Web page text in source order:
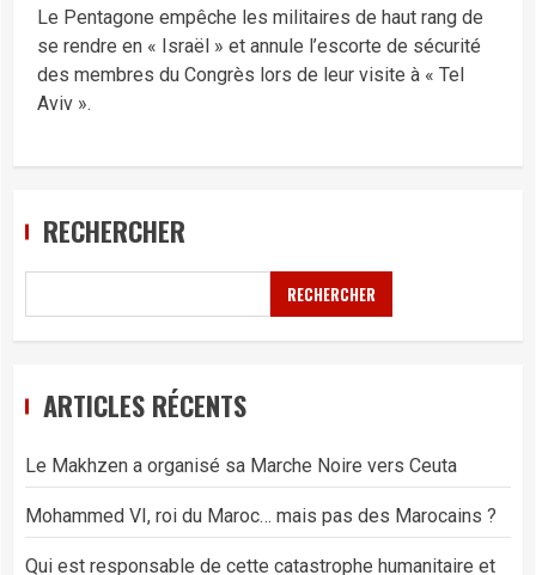
Le Pentagone empêche les militaires de haut rang de
se rendre en « Israël » et annule l’escorte de sécurité
des membres du Congrès lors de leur visite à « Tel
Aviv ».
RECHERCHER
RECHERCHER
ARTICLES RÉCENTS
Le Makhzen a organisé sa Marche Noire vers Ceuta
Mohammed VI, roi du Maroc… mais pas des Marocains ?
Qui est responsable de cette catastrophe humanitaire et